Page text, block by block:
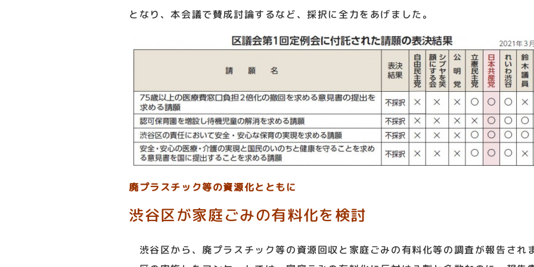
となり、本会議で賛成討論するなど、採択に全力をあげました。
廃プラスチック等の資源化とともに
渋谷区が家庭ごみの有料化を検討
渋谷区から、廃プラスチック等の資源回収と家庭ごみの有料化等の調査が報告され